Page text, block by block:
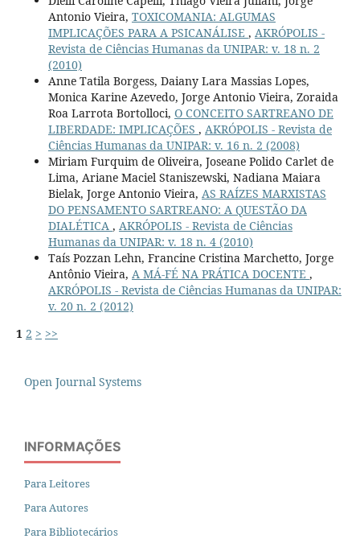
Antonio Vieira, TOXICOMANIA: ALGUMAS
IMPLICAÇÕES PARA A PSICANÁLISE , AKRÓPOLIS -
Revista de Ciências Humanas da UNIPAR: v. 18 n. 2
(2010)
Anne Tatila Borgess, Daiany Lara Massias Lopes,
Monica Karine Azevedo, Jorge Antonio Vieira, Zoraida
Roa Larrota Bortolloci, O CONCEITO SARTREANO DE
LIBERDADE: IMPLICAÇÕES , AKRÓPOLIS - Revista de
Ciências Humanas da UNIPAR: v. 16 n. 2 (2008)
Miriam Furquim de Oliveira, Joseane Polido Carlet de
Lima, Ariane Maciel Staniszewski, Nadiana Maiara
Bielak, Jorge Antonio Vieira, AS RAÍZES MARXISTAS
DO PENSAMENTO SARTREANO: A QUESTÃO DA
DIALÉTICA , AKRÓPOLIS - Revista de Ciências
Humanas da UNIPAR: v. 18 n. 4 (2010)
Taís Pozzan Lehn, Francine Cristina Marchetto, Jorge
Antônio Vieira, A MÁ-FÉ NA PRÁTICA DOCENTE ,
AKRÓPOLIS - Revista de Ciências Humanas da UNIPAR:
v. 20 n. 2 (2012)
1 2 > >>
Open Journal Systems
INFORMAÇÕES
Para Leitores
Para Autores
Para Bibliotecários